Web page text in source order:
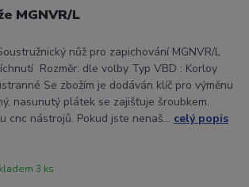
MGNVR/L
nůž pro zapichování MGNVR/L
Rozměr: dle volby Typ VBD : Korloy
Se zbožím je dodáván klíč pro výměnu
nasunutý plátek se zajišťuje šroubkem.
cnc nástrojů. Pokud jste nenaš... celý popis
3 ks